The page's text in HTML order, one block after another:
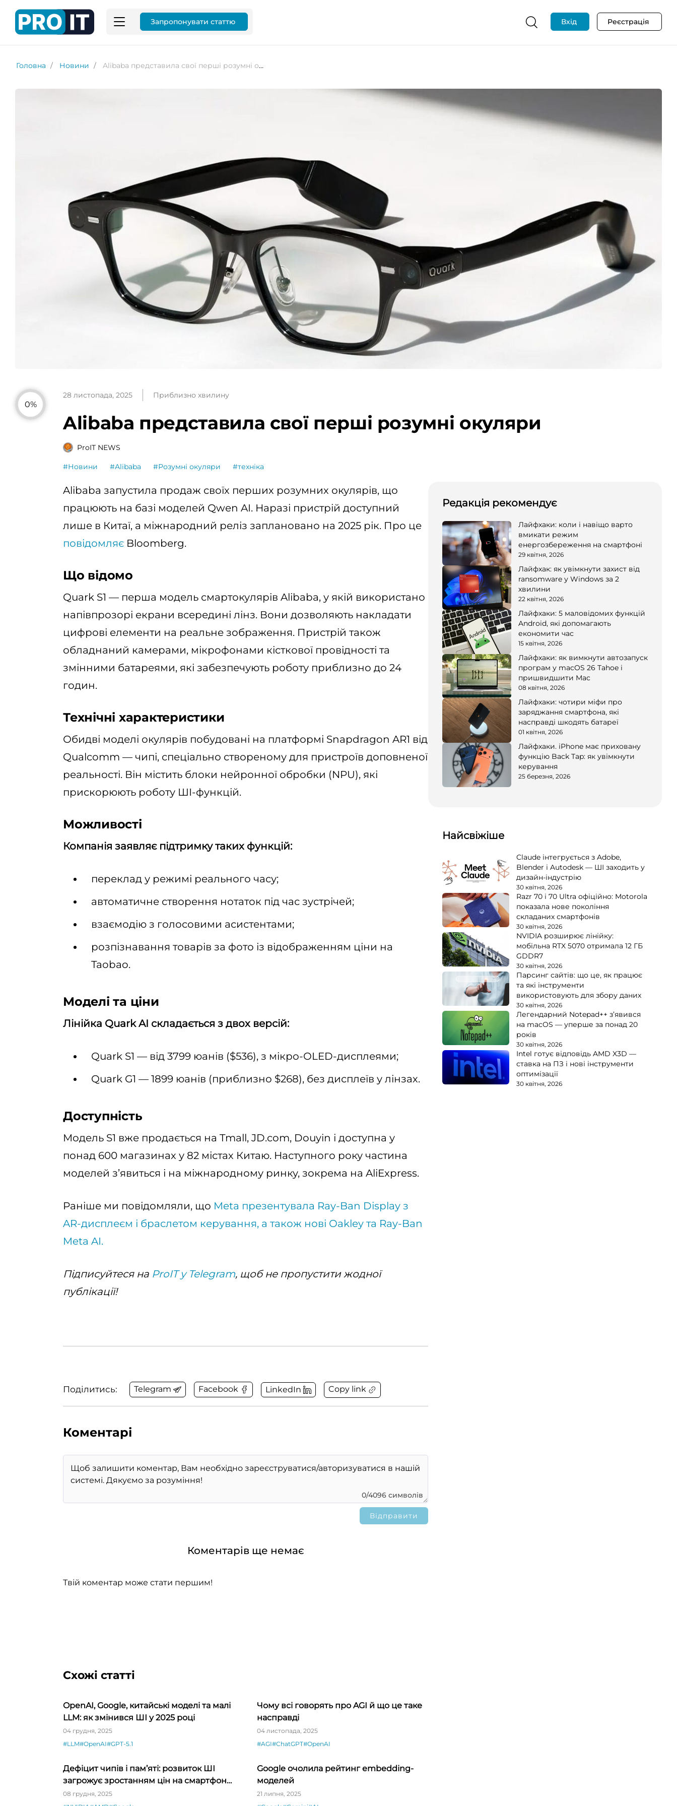
Запропонувати статтю Вхід Реєстрація
Головна Новини Alibaba представила свої перші розумні окуляри
0%
28 листопада, 2025 Приблизно хвилину
Alibaba представила свої перші розумні окуляри
ProIT NEWS
#Новини #Alibaba #Розумні окуляри #техніка
Alibaba запустила продаж своїх перших розумних окулярів, що
працюють на базі моделей Qwen AI. Наразі пристрій доступний
лише в Китаї, а міжнародний реліз заплановано на 2025 рік. Про це
повідомляє Bloomberg.
Що відомо
Quark S1 — перша модель смартокулярів Alibaba, у якій використано
напівпрозорі екрани всередині лінз. Вони дозволяють накладати
цифрові елементи на реальне зображення. Пристрій також
обладнаний камерами, мікрофонами кісткової провідності та
змінними батареями, які забезпечують роботу приблизно до 24
годин.
Технічні характеристики
Обидві моделі окулярів побудовані на платформі Snapdragon AR1 від
Qualcomm — чипі, спеціально створеному для пристроїв доповненої
реальності. Він містить блоки нейронної обробки (NPU), які
прискорюють роботу ШІ-функцій.
Можливості
Компанія заявляє підтримку таких функцій:
переклад у режимі реального часу;
автоматичне створення нотаток під час зустрічей;
взаємодію з голосовими асистентами;
розпізнавання товарів за фото із відображенням ціни на
Taobao.
Моделі та ціни
Лінійка Quark AI складається з двох версій:
Quark S1 — від 3799 юанів ($536), з мікро-OLED-дисплеями;
Quark G1 — 1899 юанів (приблизно $268), без дисплеїв у лінзах.
Доступність
Модель S1 вже продається на Tmall, JD.com, Douyin і доступна у
понад 600 магазинах у 82 містах Китаю. Наступного року частина
моделей з’явиться і на міжнародному ринку, зокрема на AliExpress.
Раніше ми повідомляли, що Meta презентувала Ray-Ban Display з
AR-дисплеєм і браслетом керування, а також нові Oakley та Ray-Ban
Meta AI.
Підписуйтеся на ProIT у Telegram, щоб не пропустити жодної
публікації!
Поділитись: Telegram Facebook LinkedIn Copy link
Коментарі
0/4096 символів
Коментарів ще немає
Твій коментар може стати першим!
Схожі статті
OpenAI, Google, китайські моделі та малі
LLM: як змінився ШІ у 2025 році
04 грудня, 2025
#LLM#OpenAI#GPT-5.1
Чому всі говорять про AGI й що це таке
насправді
04 листопада, 2025
#AGI#ChatGPT#OpenAI
Дефіцит чипів і пам’яті: розвиток ШІ
загрожує зростанням цін на смартфони
й електроніку
08 грудня, 2025
Google очолила рейтинг embedding-
моделей
21 липня, 2025
Редакція рекомендує
Лайфхаки: коли і навіщо варто
вмикати режим
енергозбереження на смартфоні
29 квітня, 2026
Лайфхак: як увімкнути захист від
ransomware у Windows за 2
хвилини
22 квітня, 2026
Лайфхаки: 5 маловідомих функцій
Android, які допомагають
економити час
15 квітня, 2026
Лайфхаки: як вимкнути автозапуск
програм у macOS 26 Tahoe і
пришвидшити Mac
08 квітня, 2026
Лайфхаки: чотири міфи про
заряджання смартфона, які
насправді шкодять батареї
01 квітня, 2026
Лайфхаки. iPhone має приховану
функцію Back Tap: як увімкнути
керування
25 березня, 2026
Найсвіжіше
Claude інтегрується з Adobe,
Blender і Autodesk — ШІ заходить у
дизайн-індустрію
30 квітня, 2026
Razr 70 і 70 Ultra офіційно: Motorola
показала нове покоління
складаних смартфонів
30 квітня, 2026
NVIDIA розширює лінійку:
мобільна RTX 5070 отримала 12 ГБ
GDDR7
30 квітня, 2026
Парсинг сайтів: що це, як працює
та які інструменти
використовують для збору даних
30 квітня, 2026
Легендарний Notepad++ з’явився
на macOS — уперше за понад 20
років
30 квітня, 2026
Intel готує відповідь AMD X3D —
ставка на ПЗ і нові інструменти
оптимізації
30 квітня, 2026